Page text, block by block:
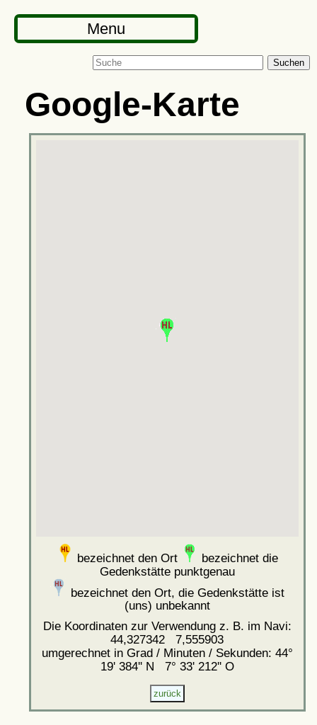
Menu
Suchen
Google-Karte
bezeichnet den Ort
bezeichnet die
Gedenkstätte punktgenau
bezeichnet den Ort, die Gedenkstätte ist
(uns) unbekannt
Die Koordinaten zur Verwendung z. B. im Navi:
44,327342 7,555903
umgerechnet in Grad / Minuten / Sekunden: 44°
19' 384'' N 7° 33' 212'' O